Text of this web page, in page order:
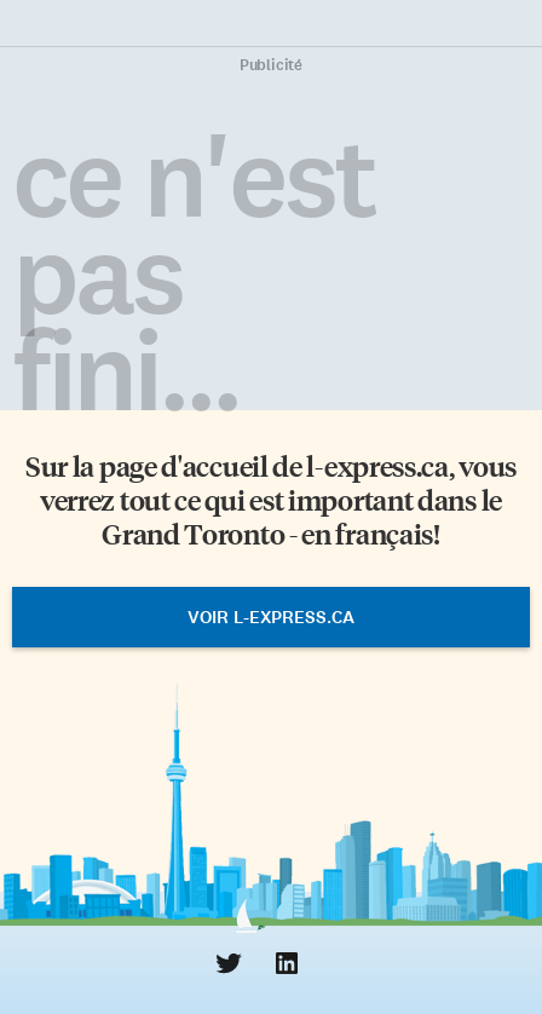
Publicité
ce n'est
pas
fini...
Sur la page d'accueil del-express.ca, vous
verrez tout ce qui est important dans le
Grand Toronto - en français!
VOIR L-EXPRESS.CA